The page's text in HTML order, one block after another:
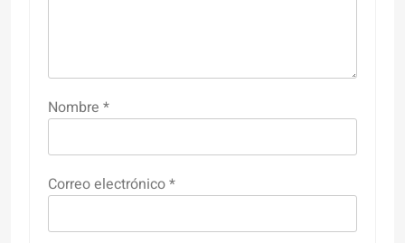
Nombre *
Correo electrónico*